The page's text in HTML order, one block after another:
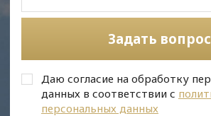
Задать вопрос
Даю согласие на обработку
данных в соответствии с
персональных данных